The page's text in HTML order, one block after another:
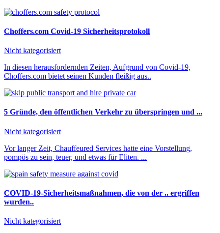
Choffers.com Covid-19 Sicherheitsprotokoll
Nicht kategorisiert
In diesen herausfordernden Zeiten, Aufgrund von Covid-19,
Choffers.com bietet seinen Kunden fleißig aus..
5 Gründe, den öffentlichen Verkehr zu überspringen und ...
Nicht kategorisiert
Vor langer Zeit, Chauffeured Services hatte eine Vorstellung,
pompös zu sein, teuer, und etwas für Eliten. ...
COVID-19-Sicherheitsmaßnahmen, die von der .. ergriffen
wurden..
Nicht kategorisiert